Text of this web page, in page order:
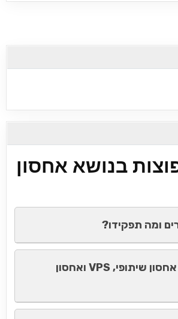
בנושא אחסון
ומה תפקידו?
מה ההבדל בין אחסון שיתופי, VPS ואחסון